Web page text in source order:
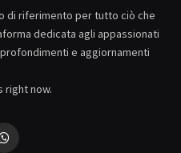
di riferimento per tutto ciò che
dedicata agli appassionati
e aggiornamenti
right now.
WhatsApp